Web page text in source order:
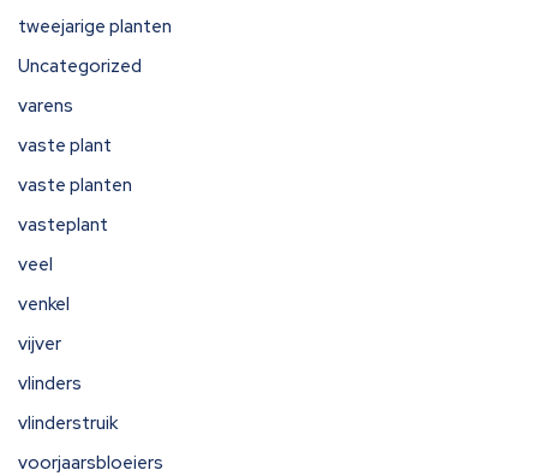
tweejarige planten
Uncategorized
varens
vaste plant
vaste planten
vasteplant
veel
venkel
vijver
vlinders
vlinderstruik
voorjaarsbloeiers